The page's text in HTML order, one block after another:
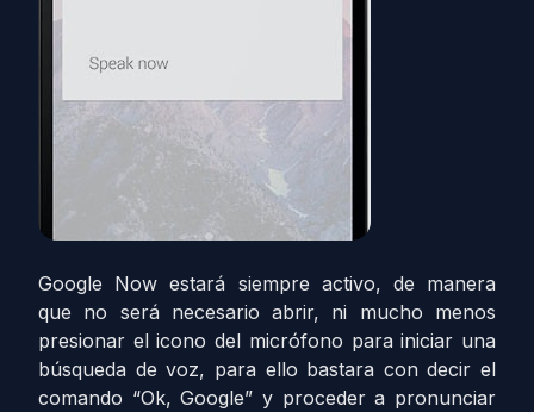
Google Now estará siempre activo, de manera
que no será necesario abrir, ni mucho menos
presionar el icono del micrófono para iniciar una
búsqueda de voz, para ello bastara con decir el
comando “Ok, Google” y proceder a pronunciar